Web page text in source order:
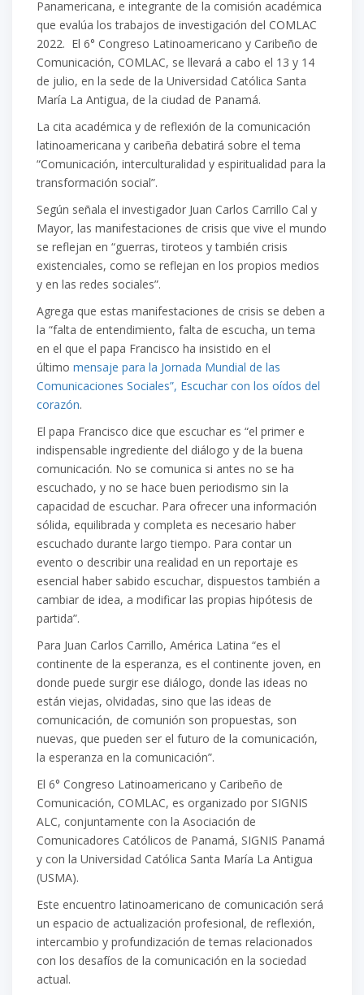
Panamericana, e integrante de la comisión académica
que evalúa los trabajos de investigación del COMLAC
2022. El 6° Congreso Latinoamericano y Caribeño de
Comunicación, COMLAC, se llevará a cabo el 13 y 14
de julio, en la sede de la Universidad Católica Santa
María La Antigua, de la ciudad de Panamá.
La cita académica y de reflexión de la comunicación
latinoamericana y caribeña debatirá sobre el tema
“Comunicación, interculturalidad y espiritualidad para la
transformación social”.
Según señala el investigador Juan Carlos Carrillo Cal y
Mayor, las manifestaciones de crisis que vive el mundo
se reflejan en “guerras, tiroteos y también crisis
existenciales, como se reflejan en los propios medios
y en las redes sociales”.
Agrega que estas manifestaciones de crisis se deben a
la “falta de entendimiento, falta de escucha, un tema
en el que el papa Francisco ha insistido en el
último mensaje para la Jornada Mundial de las
Comunicaciones Sociales”, Escuchar con los oídos del
corazón.
El papa Francisco dice que escuchar es “el primer e
indispensable ingrediente del diálogo y de la buena
comunicación. No se comunica si antes no se ha
escuchado, y no se hace buen periodismo sin la
capacidad de escuchar. Para ofrecer una información
sólida, equilibrada y completa es necesario haber
escuchado durante largo tiempo. Para contar un
evento o describir una realidad en un reportaje es
esencial haber sabido escuchar, dispuestos también a
cambiar de idea, a modificar las propias hipótesis de
partida”.
Para Juan Carlos Carrillo, América Latina “es el
continente de la esperanza, es el continente joven, en
donde puede surgir ese diálogo, donde las ideas no
están viejas, olvidadas, sino que las ideas de
comunicación, de comunión son propuestas, son
nuevas, que pueden ser el futuro de la comunicación,
la esperanza en la comunicación”.
El 6° Congreso Latinoamericano y Caribeño de
Comunicación, COMLAC, es organizado por SIGNIS
ALC, conjuntamente con la Asociación de
Comunicadores Católicos de Panamá, SIGNIS Panamá
y con la Universidad Católica Santa María La Antigua
(USMA).
Este encuentro latinoamericano de comunicación será
un espacio de actualización profesional, de reflexión,
intercambio y profundización de temas relacionados
con los desafíos de la comunicación en la sociedad
actual.